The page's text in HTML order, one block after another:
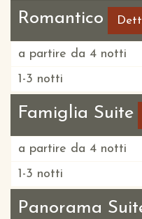
Romantico
a partire da 4 notti
1-3 notti
Famiglia Suite
a partire da 4 notti
1-3 notti
Panorama